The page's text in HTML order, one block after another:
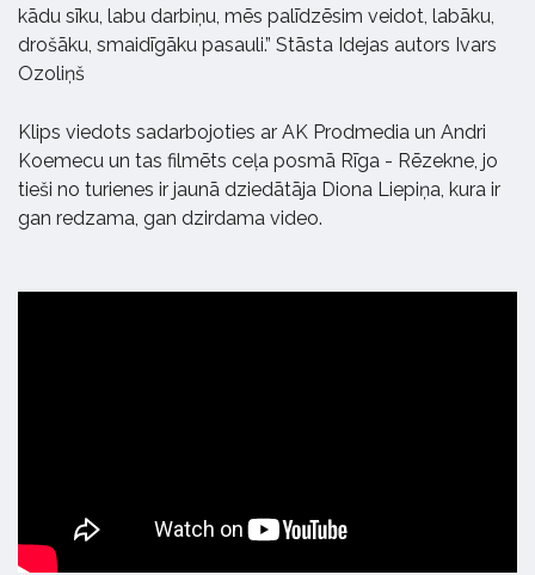
kādu sīku, labu darbiņu, mēs palīdzēsim veidot, labāku,
drošāku, smaidīgāku pasauli.” Stāsta Idejas autors Ivars
Ozoliņš
Klips viedots sadarbojoties ar AK Prodmedia un Andri
Koemecu un tas filmēts ceļa posmā Rīga - Rēzekne, jo
tieši no turienes ir jaunā dziedātāja Diona Liepiņa, kura ir
gan redzama, gan dzirdama video.